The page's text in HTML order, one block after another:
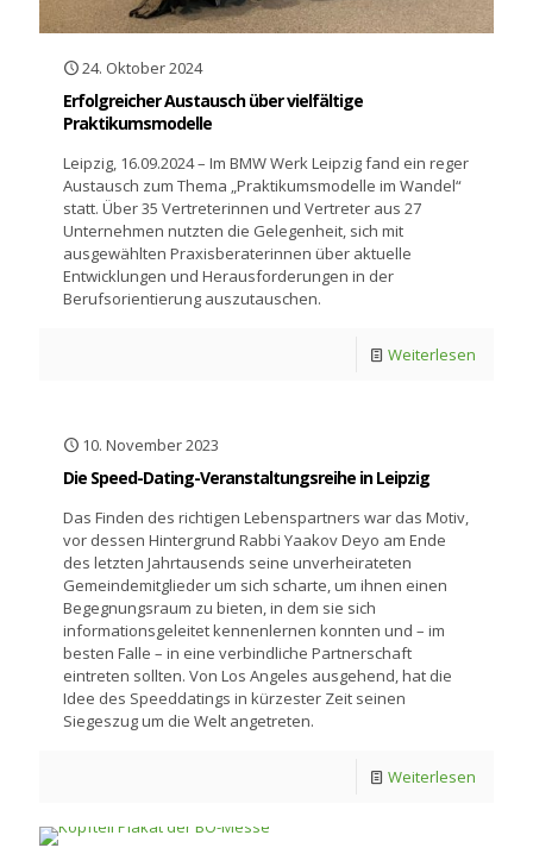
24. Oktober 2024
Erfolgreicher Austausch über vielfältige
Praktikumsmodelle
Leipzig, 16.09.2024 – Im BMW Werk Leipzig fand ein reger
Austausch zum Thema „Praktikumsmodelle im Wandel“
statt. Über 35 Vertreterinnen und Vertreter aus 27
Unternehmen nutzten die Gelegenheit, sich mit
ausgewählten Praxisberaterinnen über aktuelle
Entwicklungen und Herausforderungen in der
Berufsorientierung auszutauschen.
Weiterlesen
10. November 2023
Die Speed-Dating-Veranstaltungsreihe in Leipzig
Das Finden des richtigen Lebenspartners war das Motiv,
vor dessen Hintergrund Rabbi Yaakov Deyo am Ende
des letzten Jahrtausends seine unverheirateten
Gemeindemitglieder um sich scharte, um ihnen einen
Begegnungsraum zu bieten, in dem sie sich
informationsgeleitet kennenlernen konnten und – im
besten Falle – in eine verbindliche Partnerschaft
eintreten sollten. Von Los Angeles ausgehend, hat die
Idee des Speeddatings in kürzester Zeit seinen
Siegeszug um die Welt angetreten.
Weiterlesen